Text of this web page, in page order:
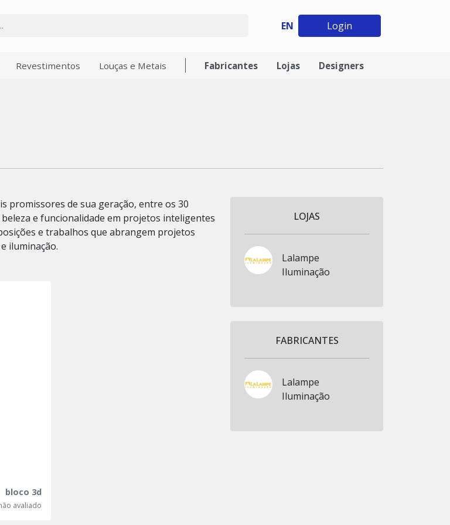
EN Login
Revestimentos Louças e Metais Fabricantes Lojas Designers
promissores de sua geração, entre os 30
e funcionalidade em projetos inteligentes
e trabalhos que abrangem projetos
iluminação.
bloco 3d
avaliado
LOJAS
Lalampe
Iluminação
FABRICANTES
Lalampe
Iluminação